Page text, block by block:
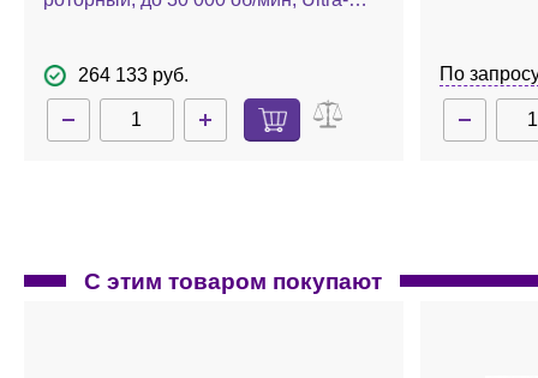
264 133 руб. По
С этим товаром покупают